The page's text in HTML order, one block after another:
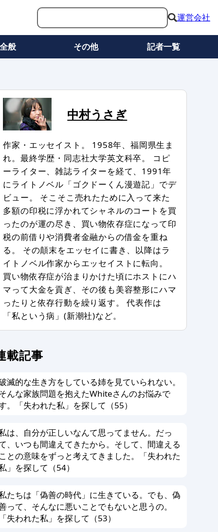
運営会社
全般 その他 記者一覧
中村うさぎ
作家・エッセイスト。 1958年、福岡県生ま
れ。最終学歴・同志社大学英文科卒。 コピ
ーライター、雑誌ライターを経て、1991年
にライトノベル「ゴクドーくん漫遊記」でデ
ビュー。 そこそこ売れたために入って来た
多額の印税に浮かれてシャネルのコートを買
ったのが運の尽き、買い物依存症になって印
税の前借りや消費者金融からの借金を重ね
る。 その顛末をエッセイに書き、以降はラ
イトノベル作家からエッセイストに転向。
買い物依存症が治まりかけた頃にホストにハ
マって大金を貢ぎ、その後も美容整形にハマ
ったりと依存行動を繰り返す。 代表作は
「私という病」(新潮社)など。
載記事
滅的な生き方をしている姉を見ていられない。
んな家族問題を抱えたWhiteさんのお悩みで
。「失われた私」を探して（55）
は、自分が正しいなんて思ってません。だっ
、いつも間違えてきたから。そして、間違える
ことの意味をずっと考えてきました。「失われた
」を探して（54）
たちは「偽善の時代」に生きている。でも、偽
って、そんなに悪いことでもないと思うの。
「失われた私」を探して（53）